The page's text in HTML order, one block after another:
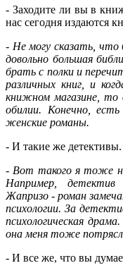
- Заходите ли вы в
нас сегодня издаются
- Не могу сказать,
довольно большая
брать с полки и
различных книг, и
книжном магазине, то
обилии. Конечно,
женские романы.
- И такие же детективы.
- Вот такого я тоже
Например,
Жапризо - роман
психологии. За
психологическая
она меня тоже
- И все же, что вы